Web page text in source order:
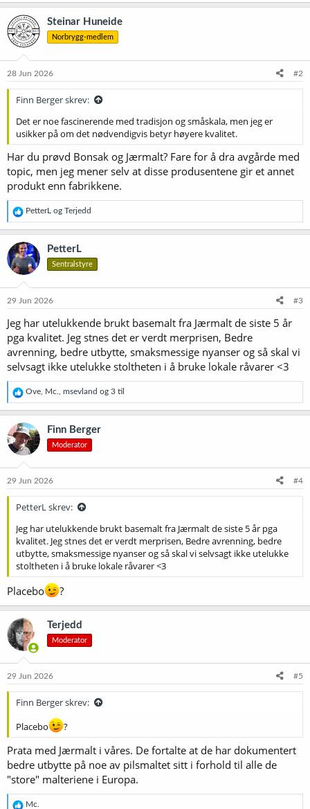
a
k
s
j
o
e
Steinar Huneide
Norbrygg-medlem
28 Jun 2026 #2
Finn Berger skrev:
Det er noe fascinerende med tradisjon og småskala, men jeg er
usikker på om det nødvendigvis betyr høyere kvalitet.
Har du prøvd Bonsak og Jærmalt? Fare for å dra avgårde med
topic, men jeg mener selv at disse produsentene gir et annet
produkt enn fabrikkene.
R
e
a
k
s
j
o
e
:
PetterL og Terjedd
PetterL
Sentralstyre
29 Jun 2026 #3
Jeg har utelukkende brukt basemalt fra Jærmalt de siste 5 år
pga kvalitet. Jeg stnes det er verdt merprisen, Bedre
avrenning, bedre utbytte, smaksmessige nyanser og så skal vi
selvsagt ikke utelukke stoltheten i å bruke lokale råvarer <3
R
e
a
k
s
j
o
e
Ove Mc. msevland og 3 til
Finn Berger
Moderator
29 Jun 2026 #4
PetterL skrev:
Jeg har utelukkende brukt basemalt fra Jærmalt de siste 5 år pga
kvalitet. Jeg stnes det er verdt merprisen, Bedre avrenning, bedre
utbytte, smaksmessige nyanser og så skal vi selvsagt ikke utelukke
stoltheten i å bruke lokale råvarer <3
Placebo ?
Terjedd
Moderator
29 Jun 2026 #5
Finn Berger skrev:
Placebo
?
Prata med Jærmalt i våres. De fortalte at de har dokumentert
bedre utbytte på noe av pilsmaltet sitt i forhold til alle de
"store" malteriene i Europa.
R
Mc.